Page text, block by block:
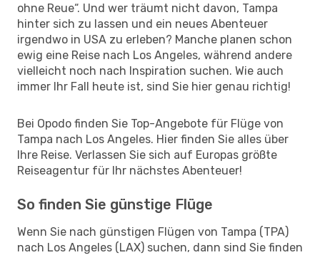
ohne Reue“. Und wer träumt nicht davon, Tampa
hinter sich zu lassen und ein neues Abenteuer
irgendwo in USA zu erleben? Manche planen schon
ewig eine Reise nach Los Angeles, während andere
vielleicht noch nach Inspiration suchen. Wie auch
immer Ihr Fall heute ist, sind Sie hier genau richtig!
Bei Opodo finden Sie Top-Angebote für Flüge von
Tampa nach Los Angeles. Hier finden Sie alles über
Ihre Reise. Verlassen Sie sich auf Europas größte
Reiseagentur für Ihr nächstes Abenteuer!
So finden Sie günstige Flüge
Wenn Sie nach günstigen Flügen von Tampa (TPA)
nach Los Angeles (LAX) suchen, dann sind Sie finden